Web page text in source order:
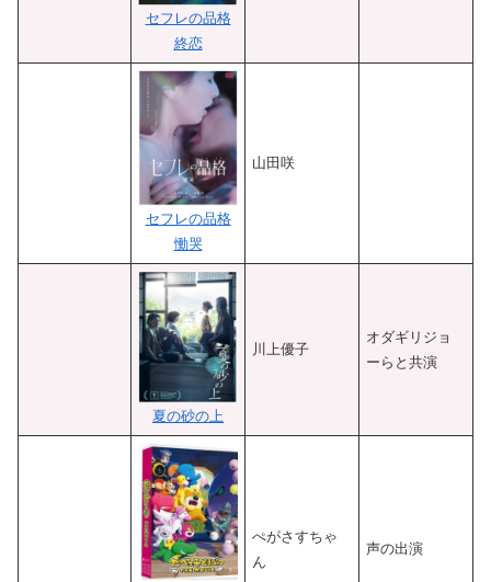
セフレの品格
終恋
セフレの品格
慟哭
山田咲
夏の砂の上
川上優子
オダギリジョ
ーらと共演
ぺがさすちゃ
ん
声の出演